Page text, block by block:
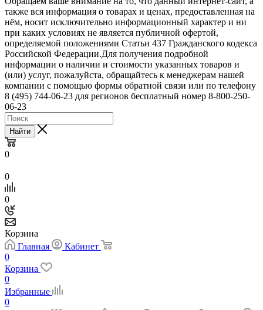
также вся информация о товарах и ценах, предоставленная на
нём, носит исключительно информационный характер и ни
при каких условиях не является публичной офертой,
определяемой положениями Статьи 437 Гражданского кодекса
Российской Федерации.Для получения подробной
информации о наличии и стоимости указанных товаров и
(или) услуг, пожалуйста, обращайтесь к менеджерам нашей
компании с помощью формы обратной связи или по телефону
8 (495) 744-06-23 для регионов бесплатный номер 8-800-250-
06-23
Найти
0
0
0
Корзина
Главная
Кабинет
0
Корзина
0
Избранные
0